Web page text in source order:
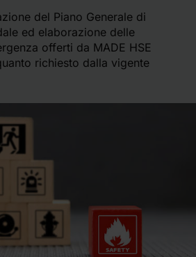
del Piano Generale di
ed elaborazione delle
offerti da MADE HSE
richiesto dalla vigente